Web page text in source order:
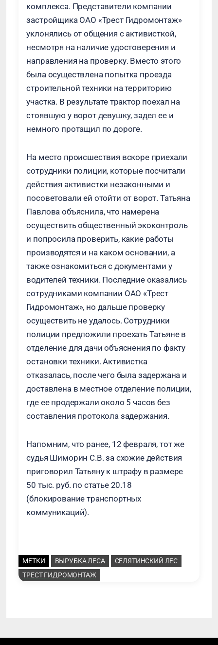
комплекса. Представители компании
застройщика ОАО «Трест Гидромонтаж»
уклонялись от общения с активисткой,
несмотря на наличие удостоверения и
направления на проверку. Вместо этого
была осуществлена попытка проезда
строительной техники на территорию
участка. В результате трактор поехал на
стоявшую у ворот девушку, задел ее и
немного протащил по дороге.
На место происшествия вскоре приехали
сотрудники полиции, которые посчитали
действия активистки незаконными и
посоветовали ей отойти от ворот. Татьяна
Павлова объяснила, что намерена
осуществить общественный экоконтроль
и попросила проверить, какие работы
производятся и на каком основании, а
также ознакомиться с документами у
водителей техники. Последние оказались
сотрудниками компании ОАО «Трест
Гидромонтаж», но дальше проверку
осуществить не удалось. Сотрудники
полиции предложили проехать Татьяне в
отделение для дачи объяснения по факту
остановки техники. Активистка
отказалась, после чего была задержана и
доставлена в местное отделение полиции,
где ее продержали около 5 часов без
составления протокола задержания.
Напомним, что ранее, 12 февраля, тот же
судья Шиморин С.В. за схожие действия
приговорил Татьяну к штрафу в размере
50 тыс. руб. по статье 20.18
(блокирование транспортных
коммуникаций).
МЕТКИ ВЫРУБКА ЛЕСА
СЕЛЯТИНСКИЙ ЛЕС
ТРЕСТ ГИДРОМОНТАЖ